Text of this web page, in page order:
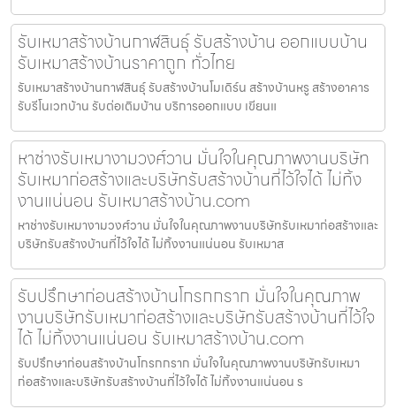
รับเหมาสร้างบ้านกาฬสินธุ์ รับสร้างบ้าน ออกแบบบ้าน
รับเหมาสร้างบ้านราคาถูก ทั่วไทย
รับเหมาสร้างบ้านกาฬสินธุ์ รับสร้างบ้านโมเดิร์น สร้างบ้านหรู สร้างอาคาร
รับรีโนเวทบ้าน รับต่อเติมบ้าน บริการออกแบบ เขียนแ
หาช่างรับเหมางามวงศ์วาน มั่นใจในคุณภาพงานบริษัท
รับเหมาก่อสร้างและบริษัทรับสร้างบ้านที่ไว้ใจได้ ไม่ทิ้ง
งานแน่นอน รับเหมาสร้างบ้าน.com
หาช่างรับเหมางามวงศ์วาน มั่นใจในคุณภาพงานบริษัทรับเหมาก่อสร้างและ
บริษัทรับสร้างบ้านที่ไว้ใจได้ ไม่ทิ้งงานแน่นอน รับเหมาส
รับปรึกษาก่อนสร้างบ้านโกรกกราก มั่นใจในคุณภาพ
งานบริษัทรับเหมาก่อสร้างและบริษัทรับสร้างบ้านที่ไว้ใจ
ได้ ไม่ทิ้งงานแน่นอน รับเหมาสร้างบ้าน.com
รับปรึกษาก่อนสร้างบ้านโกรกกราก มั่นใจในคุณภาพงานบริษัทรับเหมา
ก่อสร้างและบริษัทรับสร้างบ้านที่ไว้ใจได้ ไม่ทิ้งงานแน่นอน ร